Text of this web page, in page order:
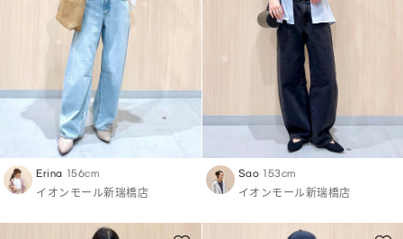
Erina 156cm
イオンモール新瑞橋店
Sao 153cm
イオンモール新瑞橋店